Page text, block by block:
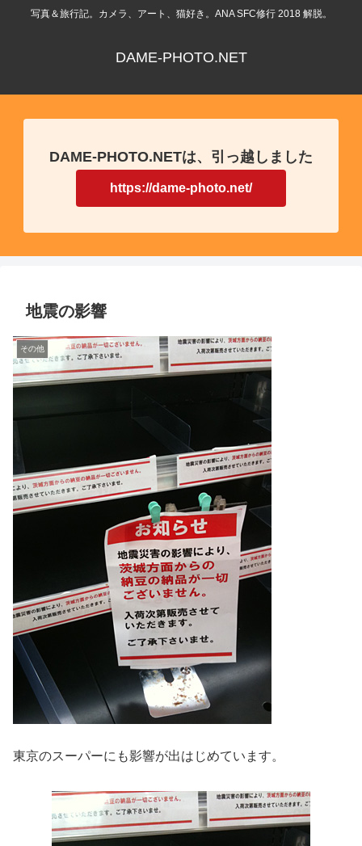
写真＆旅行記。カメラ、アート、猫好き。ANA SFC修行 2018 解脱。
DAME-PHOTO.NET
DAME-PHOTO.NETは、引っ越しました
https://dame-photo.net/
地震の影響
その他
東京のスーパーにも影響が出はじめています。